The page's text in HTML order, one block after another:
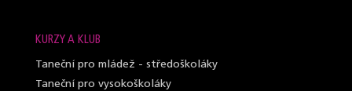
KURZY A KLUB
Taneční pro mládež - středoškoláky
Taneční pro vysokoškoláky